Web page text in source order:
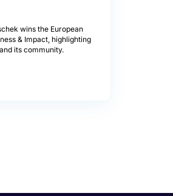
wins the European
& Impact, highlighting
its community.